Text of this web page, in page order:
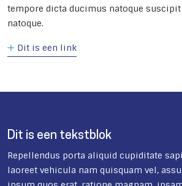
tempore dicta ducimus natoque
natoque.
Dit is een link
Dit is een tekstblok
Repellendus porta aliquid cupiditate
laoreet vehicula nam quisquam vel,